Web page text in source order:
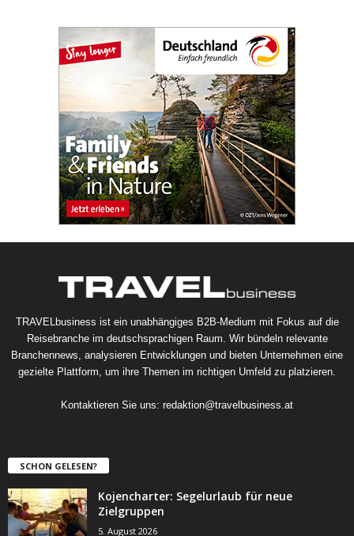
TRAVELbusiness ist ein unabhängiges B2B-Medium mit Fokus auf die
Reisebranche im deutschsprachigen Raum. Wir bündeln relevante
Branchennews, analysieren Entwicklungen und bieten Unternehmen eine
gezielte Plattform, um ihre Themen im richtigen Umfeld zu platzieren.
Kontaktieren Sie uns: redaktion@travelbusiness.at
SCHON GELESEN?
Kojencharter: Segelurlaub für neue
Zielgruppen
5. August 2026